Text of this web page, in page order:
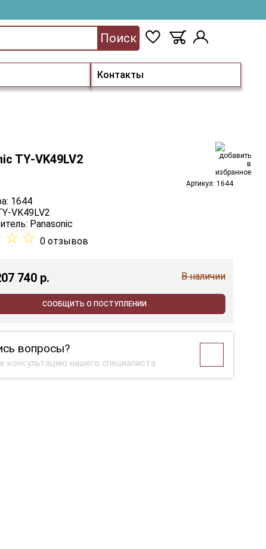
Контакты
Поиск
TY-VK49LV2
Артикул: 1644
1644
VK49LV2
Panasonic
☆ ☆ 0 отзывов
740 p. В наличии
СООБЩИТЬ О ПОСТУПЛЕНИИ
вопросы?
консультацию нашего специалиста